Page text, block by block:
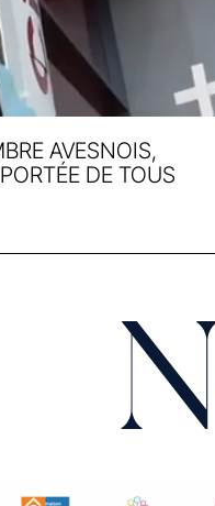
AVESNOIS,
DE TOUS